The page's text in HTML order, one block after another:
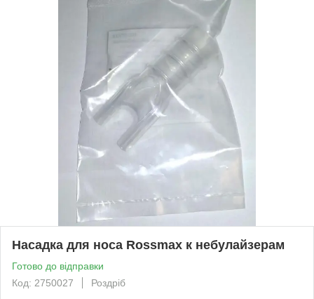
Насадка для носа Rossmax к небулайзерам
Готово до відправки
Код: 2750027
Роздріб